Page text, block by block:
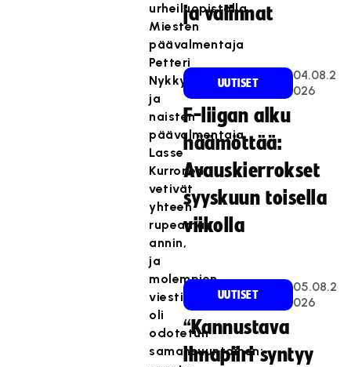
urheiluopistolla.
Miesten
päävalmentaja
Petteri
Nykky
ja
naisten
päävalmentaja
Lasse
Kurronen
vetivät
yhteen
rupeaman
annin,
ja
molempien
viesti
oli
odotetun
samansuuntainen:
ja valinnat
UUTISET
04.08.2
026
F-liigan alku
häämöttää:
Avauskierrokset
syyskuun toisella
viikolla
UUTISET
05.08.2
026
“Kannustava
ilmapiiri syntyy